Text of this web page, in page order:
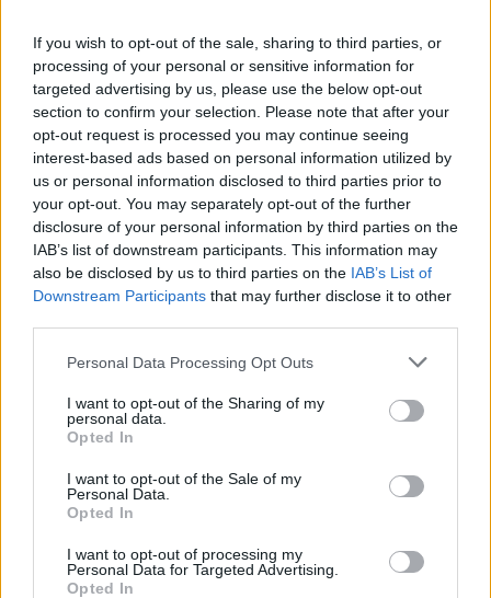
If you wish to opt-out of the sale, sharing to third parties, or
processing of your personal or sensitive information for
targeted advertising by us, please use the below opt-out
section to confirm your selection. Please note that after your
opt-out request is processed you may continue seeing
interest-based ads based on personal information utilized by
us or personal information disclosed to third parties prior to
your opt-out. You may separately opt-out of the further
disclosure of your personal information by third parties on the
IAB’s list of downstream participants. This information may
also be disclosed by us to third parties on the IAB’s List of
Downstream Participants that may further disclose it to other
Please note that this website/app uses one or more Google
not limited to your visit or usage behaviour. You may click to
grant or deny consent to Google and its third-party tags to
use your data for below specified purposes in below Google
consent section.
Personal Data Processing Opt Outs
I want to opt-out of the Sharing of my
personal data.
Opted In
I want to opt-out of the Sale of my
Personal Data.
Opted In
I want to opt-out of processing my
Personal Data for Targeted Advertising.
Opted In
Paros de Groundforce afectan vuelos y
equipajes en Madrid, Barcelona y otros
aeropuertos
ECONOMÍA